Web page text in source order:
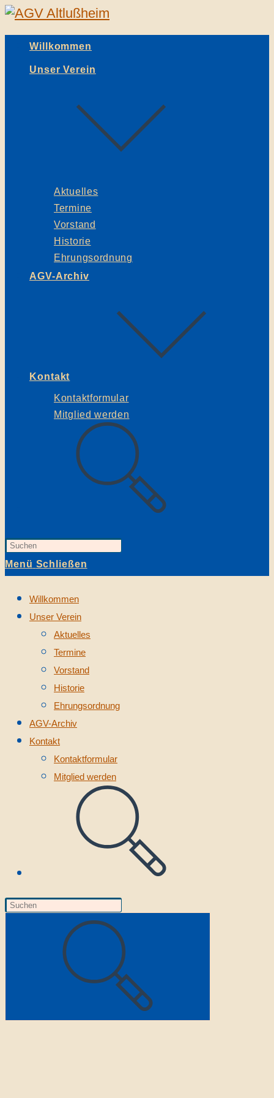
Willkommen
Unser Verein
Aktuelles
Termine
Vorstand
Historie
Ehrungsordnung
AGV-Archiv
Kontakt
Kontaktformular
Mitglied werden
Menü Schließen
Willkommen
Unser Verein
Aktuelles
Termine
Vorstand
Historie
Ehrungsordnung
AGV-Archiv
Kontakt
Kontaktformular
Mitglied werden